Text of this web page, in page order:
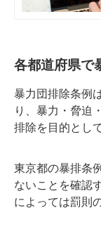
各都道府県で
暴力団排除条例
り、暴力・脅迫
排除を目的とし
東京都の暴排条
ないことを確認
によっては罰則